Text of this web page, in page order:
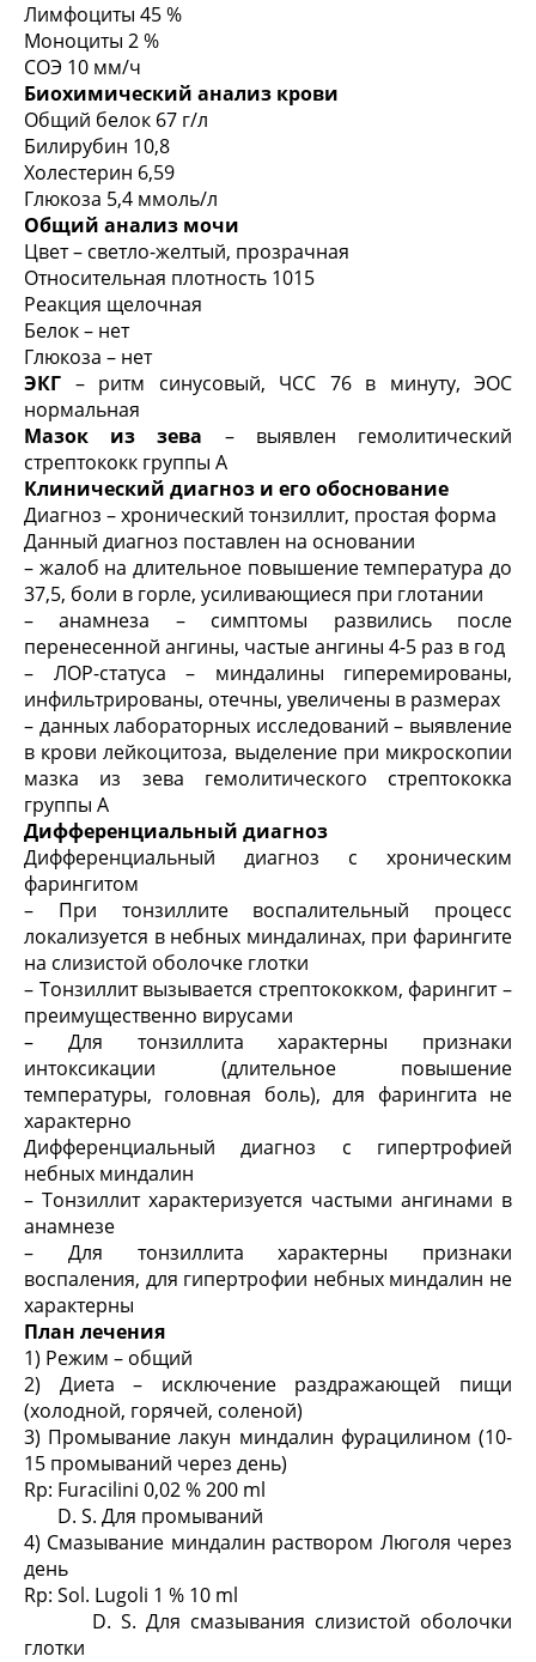
Лимфоциты 45 %
Моноциты 2 %
СОЭ 10 мм/ч
Биохимический анализ крови
Общий белок 67 г/л
Билирубин 10,8
Холестерин 6,59
Глюкоза 5,4 ммоль/л
Общий анализ мочи
Цвет – светло-желтый, прозрачная
Относительная плотность 1015
Реакция щелочная
Белок – нет
Глюкоза – нет
ЭКГ – ритм синусовый, ЧСС 76 в минуту, ЭОС
нормальная
Мазок из зева – выявлен гемолитический
стрептококк группы А
Клинический диагноз и его обоснование
Диагноз – хронический тонзиллит, простая форма
Данный диагноз поставлен на основании
– жалоб на длительное повышение температура до
37,5, боли в горле, усиливающиеся при глотании
– анамнеза – симптомы развились после
перенесенной ангины, частые ангины 4-5 раз в год
– ЛОР-статуса – миндалины гипере­мированы,
инфильтрированы, отечны, увеличены в размерах
– данных лабораторных исследований – выявление
в крови лейкоцитоза, выделение при микроскопии
мазка из зева гемолитического стрептококка
группы А
Дифференциальный диагноз
Дифференциальный диагноз с хроническим
фарингитом
– При тонзиллите воспалительный процесс
локализуется в небных миндалинах, при фарингите
на слизистой оболочке глотки
– Тонзиллит вызывается стрептококком, фарингит –
преимущественно вирусами
– Для тонзиллита характерны признаки
интоксикации (длительное повышение
температуры, головная боль), для фарингита не
характерно
Дифференциальный диагноз с гипертрофией
небных миндалин
– Тонзиллит характеризуется частыми ангинами в
анамнезе
– Для тонзиллита характерны признаки
воспаления, для гипертрофии небных миндалин не
характерны
План лечения
1) Режим – общий
2) Диета – исключение раздражающей пищи
(холодной, горячей, соленой)
3) Промывание лакун миндалин фурацилином (10-
15 промываний через день)
Rp: Furacilini 0,02 % 200 ml
D. S. Для промываний
4) Смазывание миндалин раствором Люголя через
день
Rp: Sol. Lugoli 1 % 10 ml
D. S. Для смазывания слизистой оболочки
глотки